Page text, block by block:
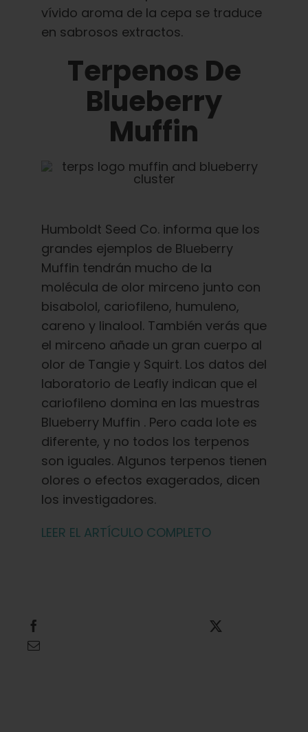
vívido aroma de la cepa se traduce
en sabrosos extractos.
Terpenos De
Blueberry
Muffin
Humboldt Seed Co. informa que los
grandes ejemplos de Blueberry
Muffin tendrán mucho de la
molécula de olor mirceno junto con
bisabolol, cariofileno, humuleno,
careno y linalool. También verás que
el mirceno añade un gran cuerpo al
olor de Tangie y Squirt. Los datos del
laboratorio de Leafly indican que el
cariofileno domina en las muestras
Blueberry Muffin . Pero cada lote es
diferente, y no todos los terpenos
son iguales. Algunos terpenos tienen
olores o efectos exagerados, dicen
los investigadores.
LEER EL ARTÍCULO COMPLETO